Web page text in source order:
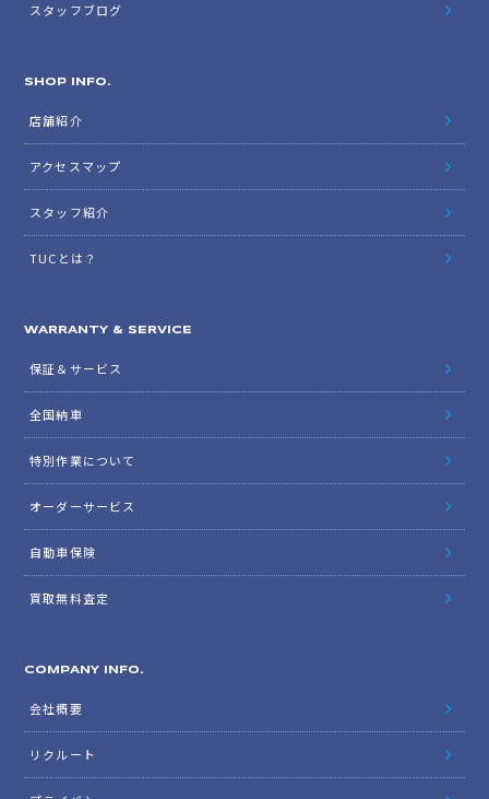
スタッフブログ
SHOP INFO.
店舗紹介
アクセスマップ
スタッフ紹介
TUCとは？
WARRANTY & SERVICE
保証＆サービス
全国納車
特別作業について
オーダーサービス
自動車保険
買取無料査定
COMPANY INFO.
会社概要
リクルート